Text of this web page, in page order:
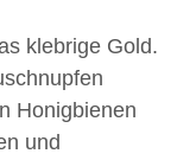
klebrige Gold.
Honigbienen
und